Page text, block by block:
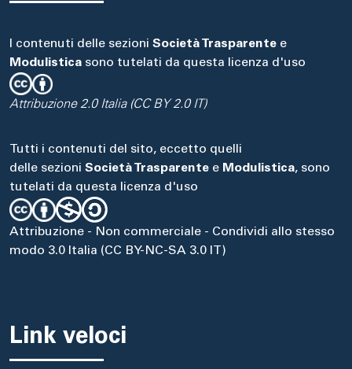
I contenuti delle sezioni Società Trasparente e
Modulistica sono tutelati da questa licenza d'uso
Attribuzione 2.0 Italia (CC BY 2.0 IT)
Tutti i contenuti del sito, eccetto quelli
delle sezioni Società Trasparente e Modulistica, sono
tutelati da questa licenza d'uso
Attribuzione - Non commerciale - Condividi allo stesso
modo 3.0 Italia (CC BY-NC-SA 3.0 IT)
Link veloci